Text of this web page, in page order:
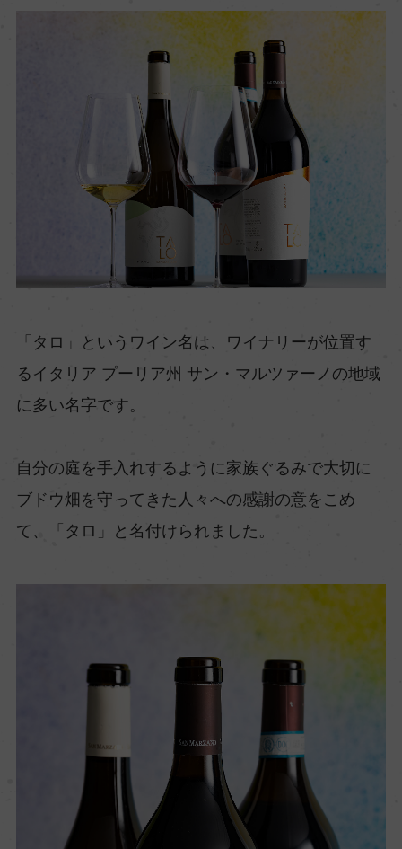
「タロ」というワイン名は、ワイナリーが位置す
るイタリア プーリア州 サン・マルツァーノの地域
に多い名字です。
自分の庭を手入れするように家族ぐるみで大切に
ブドウ畑を守ってきた人々への感謝の意をこめ
て、「タロ」と名付けられました。